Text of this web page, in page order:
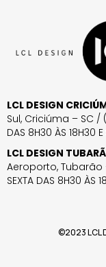
LCL DESIGN
Sul, Criciúma – SC /
DAS 8H30 ÀS 18H30
LCL DESIGN
Aeroporto, Tubarão
SEXTA DAS 8H30 ÀS
©2023 LCL